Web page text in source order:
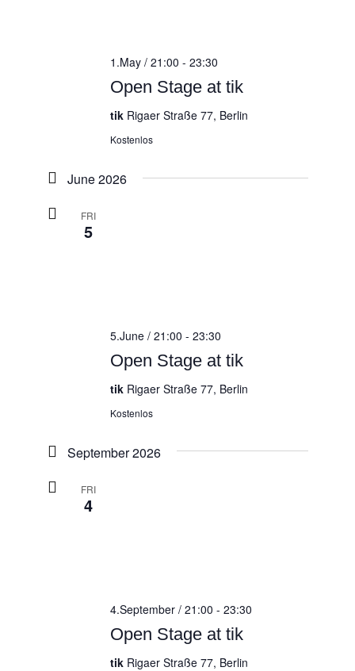
Open Stage at tik
1.May / 21:00 - 23:30
tik Rigaer Straße 77, Berlin
Kostenlos
June 2026
FRI
5
Open Stage at tik
5.June / 21:00 - 23:30
tik Rigaer Straße 77, Berlin
Kostenlos
September 2026
FRI
4
Open Stage at tik
4.September / 21:00 - 23:30
tik Rigaer Straße 77, Berlin